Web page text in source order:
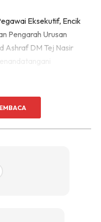
Eksekutif, Encik
Pengarah Urusan
Ashraf DM Tej Nasir